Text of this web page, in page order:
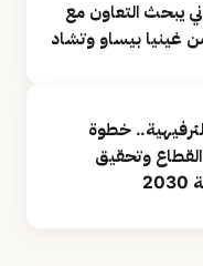
يبحث التعاون مع
غينيا بيساو وتشاد
خطوة
وتحقيق